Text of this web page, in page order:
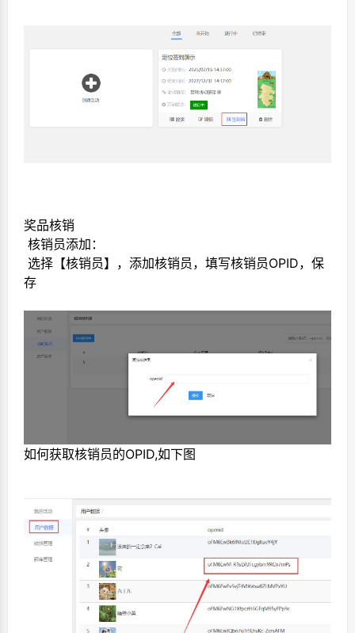
奖品核销
核销员添加：
选择【核销员】，添加核销员，填写核销员OPID，保
存
如何获取核销员的OPID,如下图